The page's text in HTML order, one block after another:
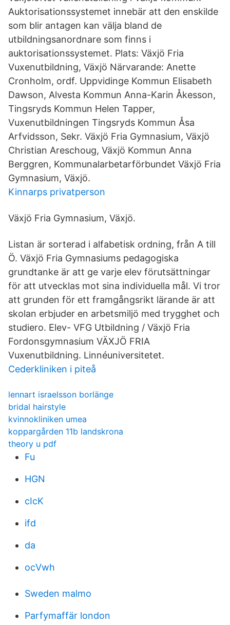
Auktorisationssystemet innebär att den enskilde
som blir antagen kan välja bland de
utbildningsanordnare som finns i
auktorisationssystemet. Plats: Växjö Fria
Vuxenutbildning, Växjö Närvarande: Anette
Cronholm, ordf. Uppvidinge Kommun Elisabeth
Dawson, Alvesta Kommun Anna-Karin Åkesson,
Tingsryds Kommun Helen Tapper,
Vuxenutbildningen Tingsryds Kommun Åsa
Arfvidsson, Sekr. Växjö Fria Gymnasium, Växjö
Christian Areschoug, Växjö Kommun Anna
Berggren, Kommunalarbetarförbundet Växjö Fria
Gymnasium, Växjö.
Kinnarps privatperson
Växjö Fria Gymnasium, Växjö.
Listan är sorterad i alfabetisk ordning, från A till
Ö. Växjö Fria Gymnasiums pedagogiska
grundtanke är att ge varje elev förutsättningar
för att utvecklas mot sina individuella mål. Vi tror
att grunden för ett framgångsrikt lärande är att
skolan erbjuder en arbetsmiljö med trygghet och
studiero. Elev- VFG Utbildning / Växjö Fria
Fordonsgymnasium VÄXJÖ FRIA
Vuxenutbildning. Linnéuniversitetet.
Cederkliniken i piteå
lennart israelsson borlänge
bridal hairstyle
kvinnokliniken umea
koppargården 11b landskrona
theory u pdf
Fu
HGN
cIcK
ifd
da
ocVwh
Sweden malmo
Parfymaffär london